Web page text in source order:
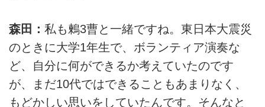
森田： 私も鶫3曹と一緒ですね。東日本大震災
のときに大学1年生で、ボランティア演奏な
ど、自分に何ができるか考えていたのです
が、まだ10代ではできることもあまりなく、
もどかしい思いをしていたんです。そんなと